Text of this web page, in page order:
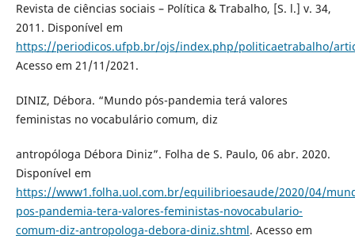
Revista de ciências sociais – Política & Trabalho, [S. l.] v. 34,
2011. Disponível em
https://periodicos.ufpb.br/ojs/index.php/politicaetrabalho/
Acesso em 21/11/2021.
DINIZ, Débora. “Mundo pós-pandemia terá valores
feministas no vocabulário comum, diz
antropóloga Débora Diniz”. Folha de S. Paulo, 06 abr. 2020.
Disponível em
https://www1.folha.uol.com.br/equilibrioesaude/2020/04/
pos-pandemia-tera-valores-feministas-novocabulario-
comum-diz-antropologa-debora-diniz.shtml. Acesso em